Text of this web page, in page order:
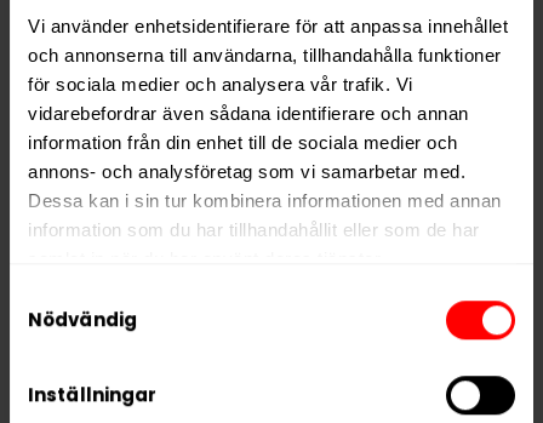
Vi använder enhetsidentifierare för att anpassa innehållet
och annonserna till användarna, tillhandahålla funktioner
för sociala medier och analysera vår trafik. Vi
vidarebefordrar även sådana identifierare och annan
information från din enhet till de sociala medier och
annons- och analysföretag som vi samarbetar med.
Dessa kan i sin tur kombinera informationen med annan
information som du har tillhandahållit eller som de har
We work with
who may receive and
Nödvändig
Inställningar
Nick & Johnny Bloody
Sting
Nick & Johnny Green
Ice White
Snuset har en nikotinhalt som är cirka 40% högre än
traditionellt snus. Därför ger Nick & Johnny en